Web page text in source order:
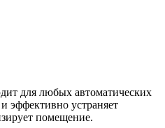
для любых автоматических
эффективно устраняет
помещение.